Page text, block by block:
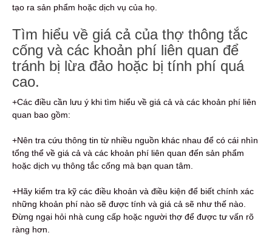
tạo ra sản phẩm hoặc dịch vụ của họ.
Tìm hiểu về giá cả của thợ thông tắc
cống và các khoản phí liên quan để
tránh bị lừa đảo hoặc bị tính phí quá
cao.
+Các điều cần lưu ý khi tìm hiểu về giá cả và các khoản phí liên
quan bao gồm:
+Nên tra cứu thông tin từ nhiều nguồn khác nhau để có cái nhìn
tổng thể về giá cả và các khoản phí liên quan đến sản phẩm
hoặc dịch vụ thông tắc cống mà bạn quan tâm.
+Hãy kiểm tra kỹ các điều khoản và điều kiện để biết chính xác
những khoản phí nào sẽ được tính và giá cả sẽ như thế nào.
Đừng ngại hỏi nhà cung cấp hoặc người thợ để được tư vấn rõ
ràng hơn.